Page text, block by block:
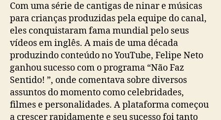
Com uma série de cantigas de ninar e músicas
para crianças produzidas pela equipe do canal,
eles conquistaram fama mundial pelo seus
vídeos em inglês. A mais de uma década
produzindo conteúdo no YouTube, Felipe Neto
ganhou sucesso com o programa “Não Faz
Sentido! ”, onde comentava sobre diversos
assuntos do momento como celebridades,
filmes e personalidades. A plataforma começou
a crescer rapidamente e seu sucesso foi tanto